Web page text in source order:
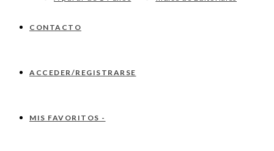
CONTACTO
ACCEDER/REGISTRARSE
MIS FAVORITOS -